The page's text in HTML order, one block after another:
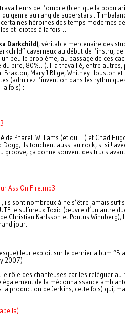
de l’ombre (bien que la
genre au rang de superstars :
héroïnes des temps modernes
et idiotes à la fois…
Darkchild), véritable mercenaire des
caverneux au début de l’instru,
peu le problème, au passage de ces
pire, 80%…). Il a travaillé, entre autres,
Braxton, Mary J Blige, Whitney Houston et
(admirez l’invention dans les
fois) :
de Pharell Williams (et oui…) et Chad
ils touchent aussi au rock, si si !
groove, ça donne souvent des trucs
Ass On Fire.mp3
ils sont nombreux à ne s’être jamais
le sulfureux Toxic (œuvre d’un autre
Christian Karlsson et Pontus Winnberg),
jour.
leur exploit sur le dernier album
2007) :
rôle des chanteuses car les reléguer au
de la méconnaissance
la production de Jerkins, cette fois) qui,